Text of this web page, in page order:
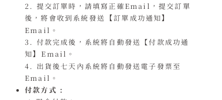
2. 提交訂單時，請填寫正確Email，提交訂單
後，將會收到系統發送
【 訂單成功通知】
Email 。
3. 付款完成後，系統將自動發送 【付款成功通
知】 Email 。
4. 出貨後七天內系統將自動發送電子發票至
Email 。
付款方式 :